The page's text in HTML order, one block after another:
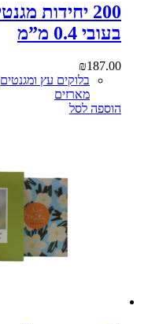
בעובי 0.4 מ”מ
₪187.00
בלוקים עץ ומגנטים
מארזים
הוספה לסל